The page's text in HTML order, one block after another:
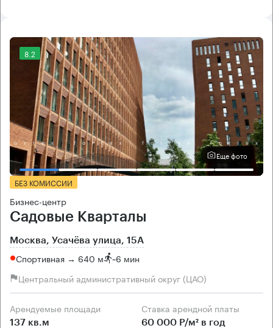
8.2
Еще фото
БЕЗ КОМИССИИ
Бизнес-центр
Садовые Кварталы
Москва, Усачёва улица, 15А
Спортивная → 640 м ~6 мин
Центральный административный округ (ЦАО)
Арендуемые площади
137 кв.м
Ставка арендной платы
60 000 Р/м² в год